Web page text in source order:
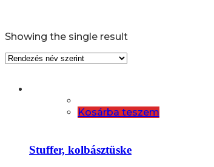
Showing the single result
Kosárba teszem
Stuffer, kolbásztüske